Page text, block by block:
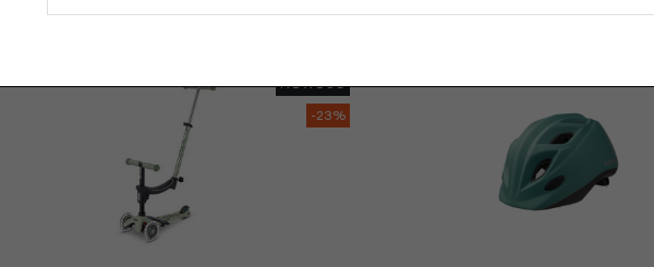
599,00 zł | -23%
599,00 zł | -23%
NOWOŚĆ
-23%